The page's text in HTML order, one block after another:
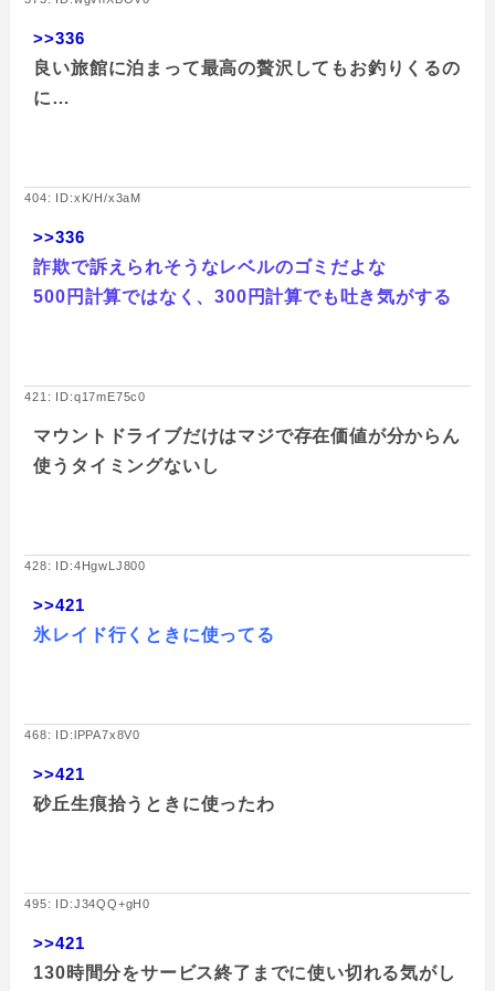
>>336
良い旅館に泊まって最高の贅沢してもお釣りくるの
に…
404: ID:xK/H/x3aM
>>336
詐欺で訴えられそうなレベルのゴミだよな
500円計算ではなく、300円計算でも吐き気がする
421: ID:q17mE75c0
マウントドライブだけはマジで存在価値が分からん
使うタイミングないし
428: ID:4HgwLJ800
>>421
氷レイド行くときに使ってる
468: ID:lPPA7x8V0
>>421
砂丘生痕拾うときに使ったわ
495: ID:J34QQ+gH0
>>421
130時間分をサービス終了までに使い切れる気がし